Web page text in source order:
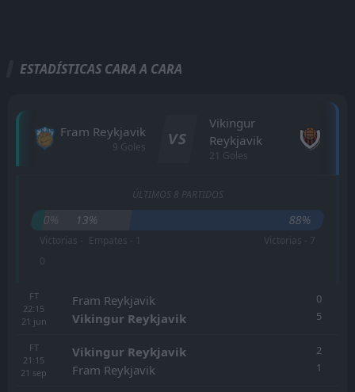
ESTADÍSTICAS CARA A CARA
Fram Reykjavik
9 Goles VS
Vikingur
Reykjavik
21 Goles
ÚLTIMOS 8 PARTIDOS
0% 13% 88%
Victorias -
0
Empates - 1 Victorias - 7
FT
22:15
21 jun
Fram Reykjavik
Vikingur Reykjavik
0
5
FT
21:15
21 sep
Vikingur Reykjavik
Fram Reykjavik
2
1